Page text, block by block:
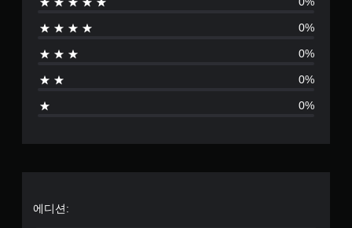
없
음
0%
0%
0%
0%
에디션: